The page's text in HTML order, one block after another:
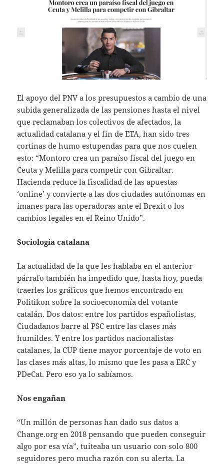
El apoyo del PNV a los presupuestos a cambio de una
subida generalizada de las pensiones hasta el nivel
que reclamaban los colectivos de afectados, la
actualidad catalana y el fin de ETA, han sido tres
cortinas de humo estupendas para que nos cuelen
esto: “Montoro crea un paraíso fiscal del juego en
Ceuta y Melilla para competir con Gibraltar.
Hacienda reduce la fiscalidad de las apuestas
‘online’ y convierte a las dos ciudades autónomas en
imanes para las operadoras ante el Brexit o los
cambios legales en el Reino Unido”.
Sociología catalana
La actualidad de la que les hablaba en el anterior
párrafo también ha impedido que, hasta hoy, pueda
traerles los gráficos que hemos encontrado en
Politikon sobre la socioeconomía del votante
catalán. Dos datos: entre los partidos españolistas,
Ciudadanos barre al PSC entre las clases más
humildes. Y entre los partidos nacionalistas
catalanes, la CUP tiene mayor porcentaje de voto en
las clases más altas, lo mismo que les pasa a ERC y
PDeCat. Pero eso ya lo sabíamos.
Nos engañan
“Un millón de personas han dado sus datos a
Change.org en 2018 pensando que pueden conseguir
algo por esa vía”, tuiteaba un usuario con solo 800
seguidores pero mucha razón con su alerta. La